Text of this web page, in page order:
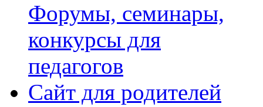
Форумы, семинары,
конкурсы для
педагогов
Сайт для родителей